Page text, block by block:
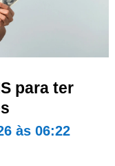
para ter
às 06:22